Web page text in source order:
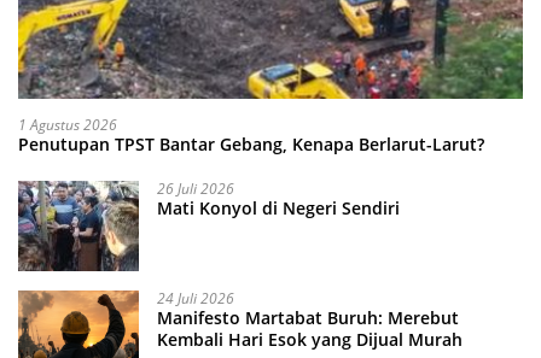
1 Agustus 2026
Penutupan TPST Bantar Gebang, Kenapa Berlarut-Larut?
26 Juli 2026
Mati Konyol di Negeri Sendiri
24 Juli 2026
Manifesto Martabat Buruh: Merebut
Kembali Hari Esok yang Dijual Murah